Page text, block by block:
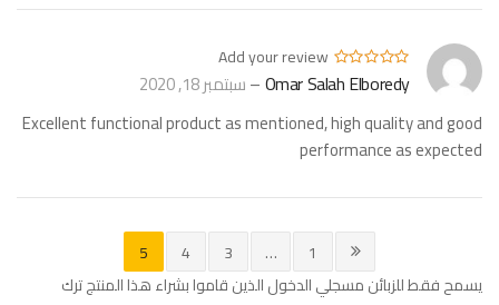
Add your review
Omar Salah Elboredy
–سبتمبر 18, 2020
Excellent functional product as mentioned, high quality and good
performance as expected
1
…
3
4
5
يسمح فقط للزبائن مسجلي الدخول الذين قاموا بشراء هذا المنتج ترك